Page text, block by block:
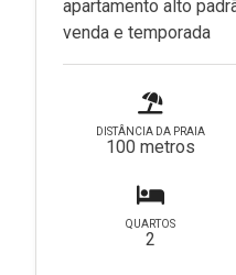
apartamento alto
venda e temporada
DISTÂNCIA DA PRAIA
100 metros
QUARTOS
2